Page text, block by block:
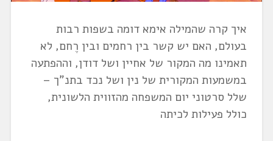
איך קרה שהמילה אימא דומה בשפות רבות
בעולם, האם יש קשר בין רחמים ובין רֶחם, לא
תאמינו מה המקור של אחיין ושל דודן, וההפתעה
במשמעות המקורית של נין ושל נכד בתנ"ך –
שלל סרטוני יום המשפחה מהזווית הלשונית,
כולל פעילות לכיתה